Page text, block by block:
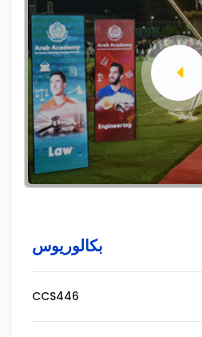
بكالوريوس
CCS446